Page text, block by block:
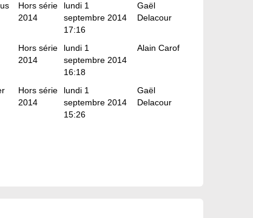
Hors série
2014
lundi 1
septembre 2014
17:16
Gaël
Delacour
Hors série
2014
lundi 1
septembre 2014
16:18
Alain Carof
Hors série
2014
lundi 1
septembre 2014
15:26
Gaël
Delacour